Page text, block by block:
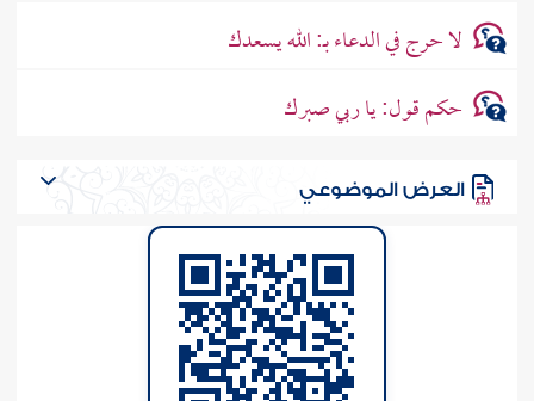
لا حرج في الدعاء بـ: الله يسعدك
حكم قول: يا ربي صبرك
العرض الموضوعي